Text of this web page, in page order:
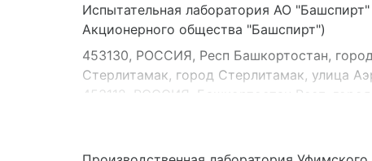
Испытательная лаборатория АО
Акционерного общества "Башспирт")
453130, РОССИЯ, Респ Башкортостан,
Стерлитамак, город Стерлитамак, улица
453112, РОССИЯ, Башкортостан Респ,
Стерлитамак, город Стерлитамак, ул.